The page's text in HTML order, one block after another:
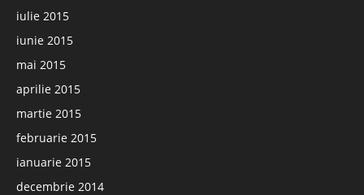
iulie 2015
iunie 2015
mai 2015
aprilie 2015
martie 2015
februarie 2015
ianuarie 2015
decembrie 2014